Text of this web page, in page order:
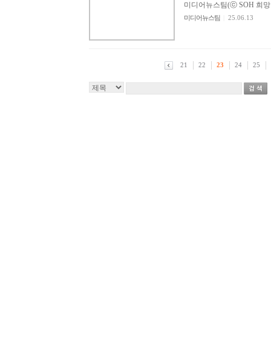
미디어뉴스팀(ⓒ SOH 희망
미디어뉴스팀 25.06.13
21 22 23 24 25